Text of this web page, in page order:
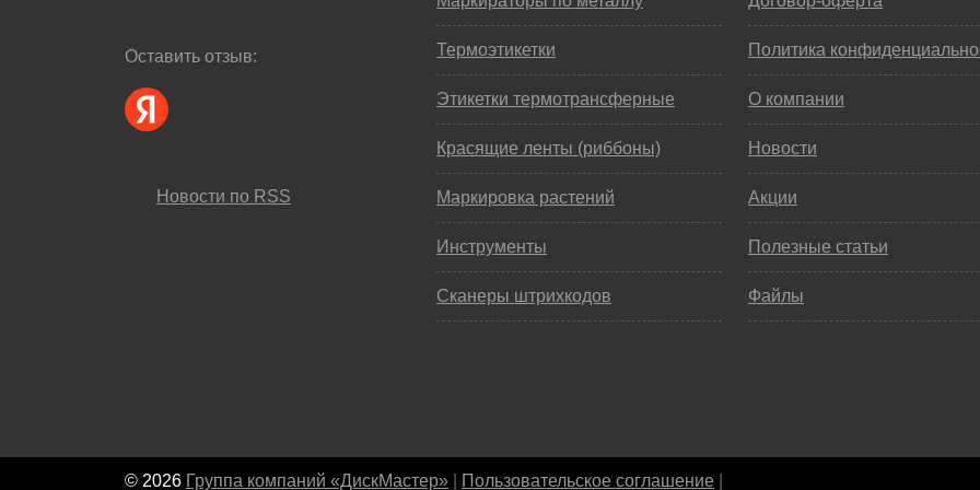
Оставить отзыв:
Новости по RSS
Термоэтикетки
Этикетки термотрансферные
Красящие ленты (риббоны)
Маркировка растений
Инструменты
Сканеры штрихкодов
Политика
О компании
Новости
Акции
Полезные статьи
Файлы
© 2026 Группа компаний «ДискМастер» Пользовательское соглашение